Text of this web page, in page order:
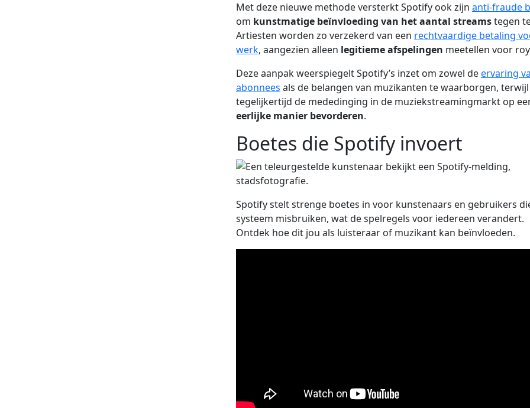
Met deze nieuwe methode versterkt Spotify ook zijn anti-fraude
om kunstmatige beïnvloeding van het aantal streamstegen
Artiesten worden zo verzekerd van een rechtvaardige betaling
werk, aangezien alleen legitieme afspelingen meetellen voor
Deze aanpak weerspiegelt Spotify’s inzet om zowel deervaring
abonnees als de belangen van muzikanten te waarborgen,
tegelijkertijd de mededinging in de muziekstreamingmarkt op
eerlijke manier bevorderen.
Boetes die Spotify invoert
Spotify stelt strenge boetes in voor kunstenaars en gebruikers
systeem misbruiken, wat de spelregels voor iedereen verandert.
Ontdek hoe dit jou als luisteraar of muzikant kan beïnvloeden.